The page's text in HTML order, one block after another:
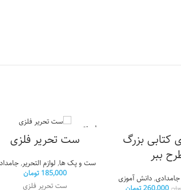
کتابی بزرگ
ببر
جامدادی,دانش آموزی
فروخته
ست تحریر فلزی
ست و پک ها, لوازم التحریر,
185,000 تومان
ست تحریر فلزی